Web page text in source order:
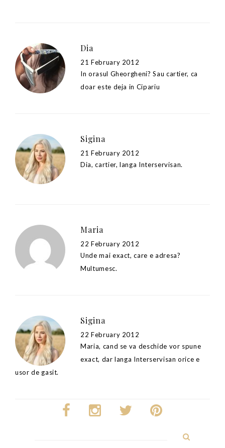
Dia
21 February 2012
In orasul Gheorgheni? Sau cartier, ca
doar este deja in Cipariu
Sigina
21 February 2012
Dia, cartier, langa Interservisan.
Maria
22 February 2012
Unde mai exact, care e adresa?
Multumesc.
Sigina
22 February 2012
Maria, cand se va deschide vor spune
exact, dar langa Interservisan orice e
usor de gasit.